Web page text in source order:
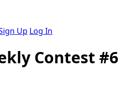
Up Log In
Contest #6